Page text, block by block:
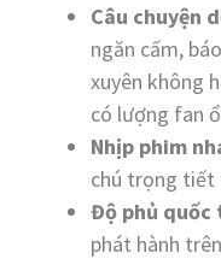
Câu chuyện
ngăn cấm,
xuyên không
có lượng fan
Nhịp phim
chú trọng tiết
Độ phủ quốc
phát hành